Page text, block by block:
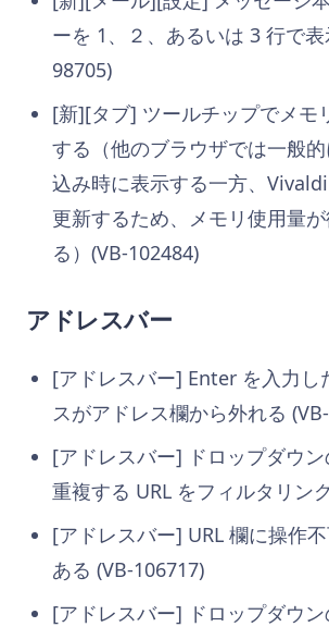
ーを 1、２、あるいは 3 行で
98705)
[新][タブ] ツールチップでメモ
する（他のブラウザでは一般
込み時に表示する一方、
更新するため、メモリ使用量
る）(VB-102484)
アドレスバー
[アドレスバー] Enter を入力し
スがアドレス欄から外れる
[アドレスバー] ドロップダウ
重複する URL をフィルタリン
[アドレスバー] URL 欄に操作
ある (VB-106717)
[アドレスバー] ドロップダウ